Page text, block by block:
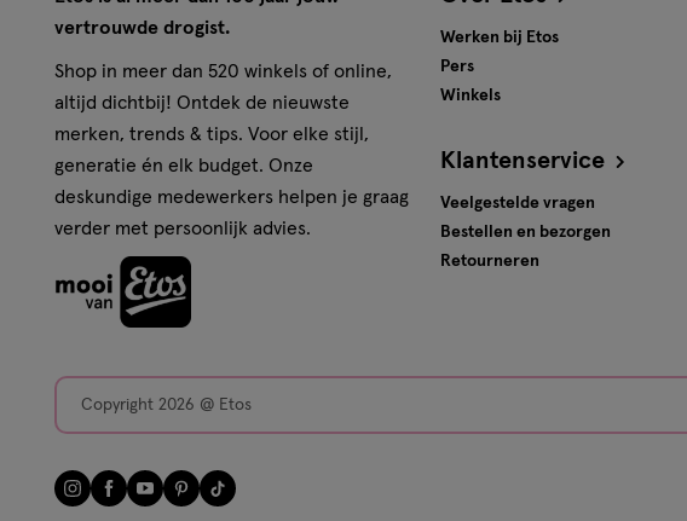
vertrouwde drogist.
Shop in meer dan 520 winkels of online,
altijd dichtbij! Ontdek de nieuwste
merken, trends & tips. Voor elke stijl,
generatie én elk budget. Onze
deskundige medewerkers helpen je graag
verder met persoonlijk advies.
Werken bij Etos
Pers
Winkels
Klantenservice
Veelgestelde vragen
Bestellen en bezorgen
Retourneren
Copyright 2026 @ Etos